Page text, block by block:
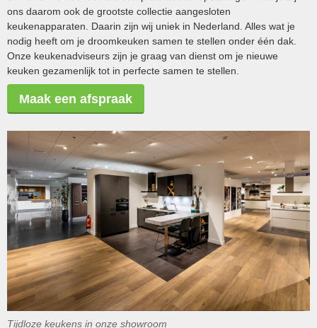
ons daarom ook de grootste collectie aangesloten
keukenapparaten. Daarin zijn wij uniek in Nederland. Alles wat je
nodig heeft om je droomkeuken samen te stellen onder één dak.
Onze keukenadviseurs zijn je graag van dienst om je nieuwe
keuken gezamenlijk tot in perfecte samen te stellen.
Maak een afspraak
Tijdloze keukens in onze showroom